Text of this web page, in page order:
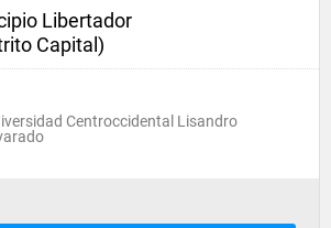
Libertador
Capital)
Centroccidental Lisandro